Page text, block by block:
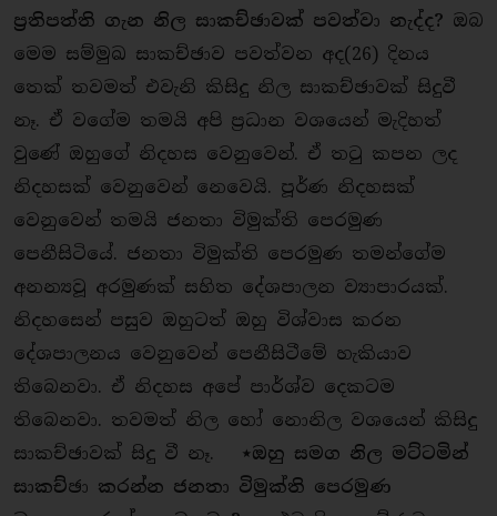
ප‍්‍රතිපත්ති ගැන නිල සාකච්ඡාවක් පවත්වා නැද්ද? ඔබ
මෙම සම්මුඛ සාකච්ඡාව පවත්වන අද(26) දිනය
තෙක් තවමත් එවැනි කිසිදු නිල සාකච්ඡාවක් සිදුවී
නෑ. ඒ වගේම තමයි අපි ප‍්‍රධාන වශයෙන් මැදිහත්
වුණේ ඔහුගේ නිදහස වෙනුවෙන්. ඒ තටු කපන ලද
නිදහසක් වෙනුවෙන් නෙවෙයි. පූර්ණ නිදහසක්
වෙනුවෙන් තමයි ජනතා විමුක්ති පෙරමුණ
පෙනීසිටියේ. ජනතා විමුක්ති පෙරමුණ තමන්ගේම
අනන්‍යවූ අරමුණක් සහිත දේශපාලන ව්‍යාපාරයක්.
නිදහසෙන් පසුව ඔහුටත් ඔහු විශ්වාස කරන
දේශපාලනය වෙනුවෙන් පෙනීසිටීමේ හැකියාව
තිබෙනවා. ඒ නිදහස අපේ පාර්ශ්ව දෙකටම
තිබෙනවා. තවමත් නිල හෝ නොනිල වශයෙන් කිසිදු
සාකච්ඡාවක් සිදු වී නෑ. ⋆ඔහු සමග නිල මට්ටමින්
සාකච්ඡා කරන්න ජනතා විමුක්ති පෙරමුණ